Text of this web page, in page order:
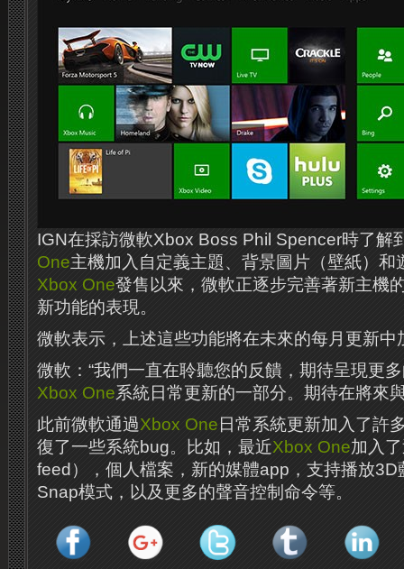
IGN在採訪微軟Xbox Boss Phil Spencer時了解
One主機加入自定義主題、背景圖片（壁紙）和
Xbox One發售以來，微軟正逐步完善著新主機
新功能的表現。
微軟表示，上述這些功能將在未來的每月更新中
微軟：“我們一直在聆聽您的反饋，期待呈現更
Xbox One系統日常更新的一部分。期待在將來
此前微軟通過Xbox One 日常系統更新加入了許
復了一些系統bug。比如，最近Xbox One加入
feed），個人檔案，新的媒體app，支持播放3D
Snap模式，以及更多的聲音控制命令等。